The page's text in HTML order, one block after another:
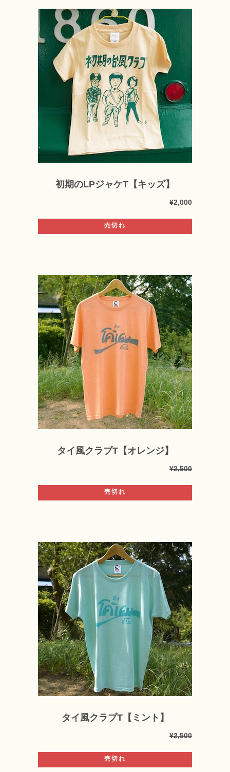
初期のLPジャケT【キッズ】
¥2,000
売切れ
タイ風クラブT【オレンジ】
¥2,500
売切れ
タイ風クラブT【ミント】
¥2,500
売切れ